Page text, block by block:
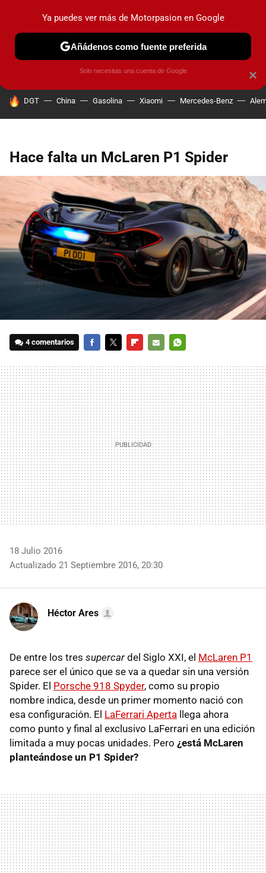
PRUEBAS COCHES ELÉCTRICOS OBSERVATORIO
HOY SE HABLA DE
DGT China Gasolina Xiaomi Mercedes-Benz
Hace falta un McLaren P1 Spider
4 comentarios
MAIL
18 Julio 2016
Actualizado 21 Septiembre 2016, 20:30
Héctor Ares
De entre los tres supercar del Siglo XXI, el McLaren P1
parece ser el único que se va a quedar sin una versión
Spider. El Porsche 918 Spyder, como su propio
nombre indica, desde un primer momento nació con
esa configuración. El LaFerrari Aperta llega ahora
como punto y final al exclusivo LaFerrari en una edición
limitada a muy pocas unidades. Pero ¿está McLaren
planteándose un P1 Spider?
×
Ya puedes ver más de Motorpasion en Google
Añádenos como fuente preferida
Solo necesitas una cuenta de Google